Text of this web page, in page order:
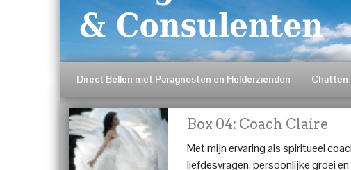
Direct Bellen met Paragnosten en Helderzienden Chatten
Box 04: Coach Claire
Met mijn ervaring als spiritueel
liefdesvragen, persoonlijke groei